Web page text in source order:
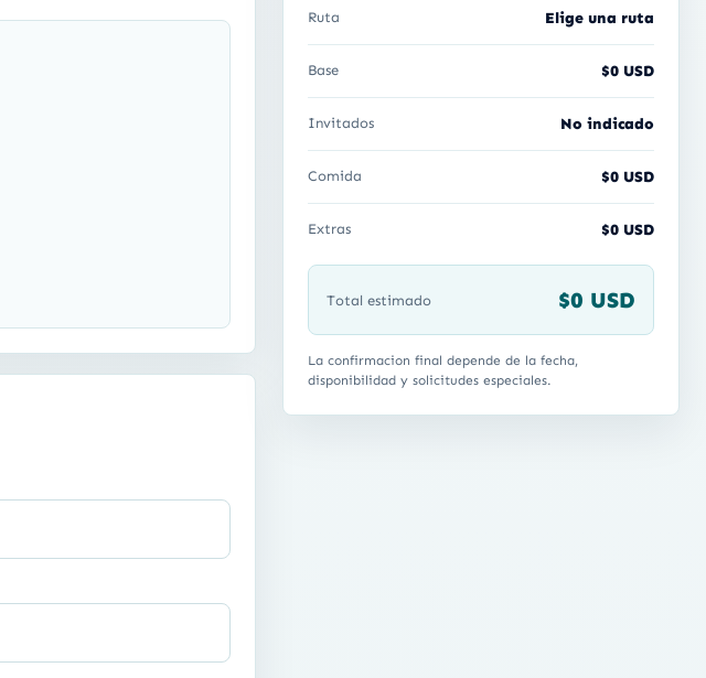
Ruta Elige una ruta
Base $0 USD
Invitados No indicado
Comida $0 USD
Extras $0 USD
Total estimado $0 USD
La confirmacion final depende de la fecha,
disponibilidad y solicitudes especiales.